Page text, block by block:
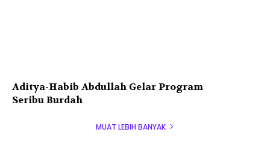
Aditya-Habib Abdullah Gelar Program
Seribu Burdah
MUAT LEBIH BANYAK